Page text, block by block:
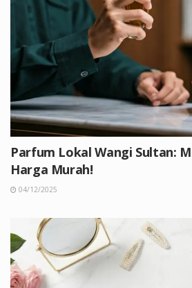
Parfum Lokal Wangi Sultan:
Harga Murah!
04/12/2025